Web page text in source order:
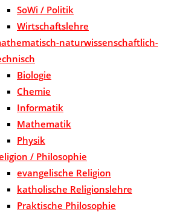
SoWi / Politik
Wirtschaftslehre
naturwissenschaftlich-
Biologie
Chemie
Informatik
Mathematik
Physik
/ Philosophie
evangelische Religion
katholische Religionslehre
Praktische Philosophie